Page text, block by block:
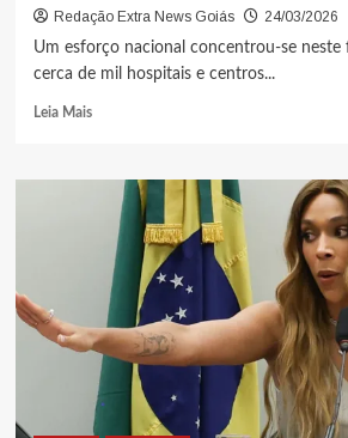
Redação Extra News Goiás
24/03/2026
Um esforço nacional concentrou-se neste
cerca de mil hospitais e centros...
Leia Mais